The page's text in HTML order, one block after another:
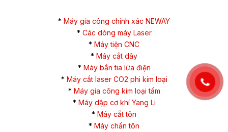
* Máy gia công chính xác NEWAY
* Các dòng máy Laser
* Máy tiện CNC
* Máy cắt dây
* Máy bắn tia lửa điện
* Máy cắt laser CO2 phi kim loại
* Máy gia công kim loại tấm
* Máy dập cơ khí Yang Li
* Máy cắt tôn
* Máy chấn tôn